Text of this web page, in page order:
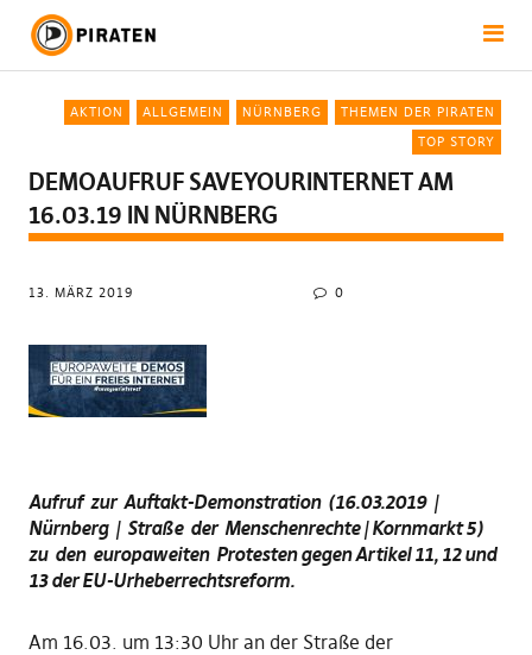
AKTION ALLGEMEIN NÜRNBERG
THEMEN DER PIRATEN
TOP STORY
DEMOAUFRUF SAVEYOURINTERNET AM
16.03.19 IN NÜRNBERG
13. MÄRZ 2019 0
Aufruf zur Auftakt-Demonstration (16.03.2019 |
Nürnberg | Straße der Menschenrechte | Kornmarkt 5)
zu den europaweiten Protestengegen Artikel 11, 12 und
13 der EU-Urheberrechtsreform.
Am 16.03. um 13:30 Uhr an der Straße der